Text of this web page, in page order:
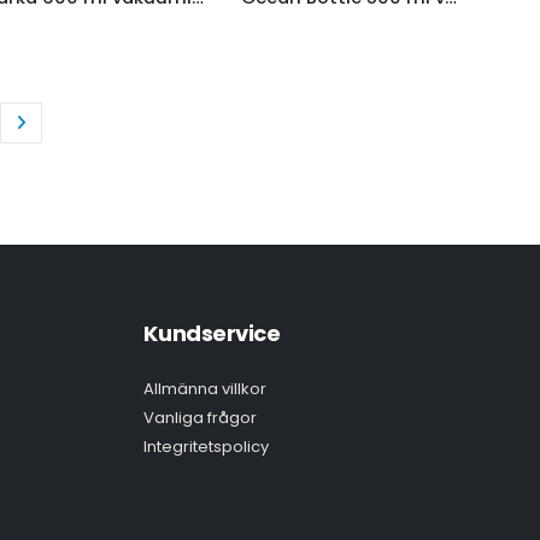
Kundservice
Allmänna villkor
Vanliga frågor
Integritetspolicy